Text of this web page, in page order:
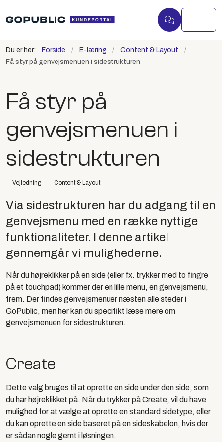
Du er her: Forside E-læring
Content & Layout
Få styr på genvejsmenuen i sidestrukturen
Få styr på
genvejsmenuen i
sidestrukturen
Vejledning Content & Layout
Via sidestrukturen har du adgang til en
genvejsmenu med en række nyttige
funktionaliteter. I denne artikel
gennemgår vi mulighederne.
Når du højreklikker på en side (eller fx. trykker med to fingre
på et touchpad) kommer der en lille menu, engenvejsmenu,
frem. Der findes genvejsmenuer næsten alle steder i
GoPublic, men her kan du specifikt læse mere om
genvejsmenuen for sidestrukturen.
Create
Dette valg bruges til at oprette en side under den side, som
du har højreklikket på. Når du trykker på Create, vil du have
mulighed for at vælge at oprette en standard sidetype, eller
du kan oprette en side baseret på en sideskabelon, hvis der
er sådan nogle gemt i løsningen.